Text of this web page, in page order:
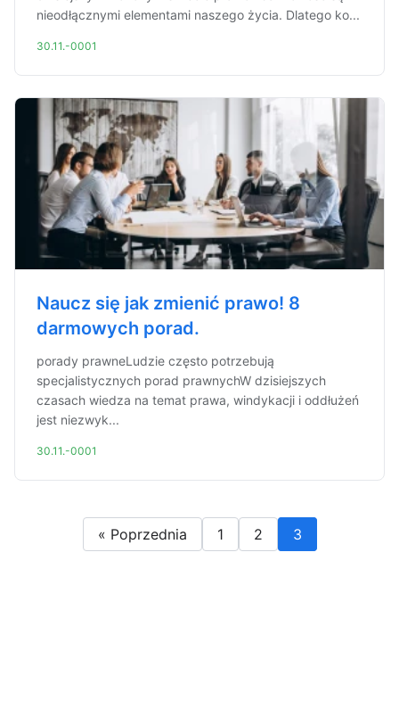
nieodłącznymi elementami naszego życia. Dlatego ko...
30.11.-0001
Naucz się jak zmienić prawo! 8
darmowych porad.
porady prawneLudzie często potrzebują
specjalistycznych porad prawnychW dzisiejszych
czasach wiedza na temat prawa, windykacji i oddłużeń
jest niezwyk...
30.11.-0001
« Poprzednia 1 2 3